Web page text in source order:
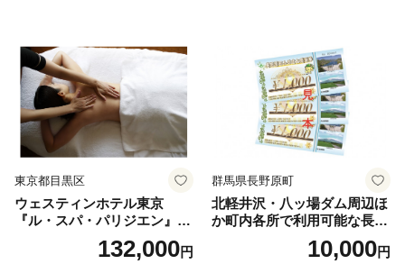
東京都目黒区
ウェスティンホテル東京
『ル・スパ・パリジエン』選
べるボディセラピー90分/1名
132,000円
群馬県長野原町
北軽井沢・八ッ場ダム周辺ほ
か町内各所で利用可能な長野
原町ふるさと感謝券（3,000
円分）【トラベル 観光 旅行
10,000円